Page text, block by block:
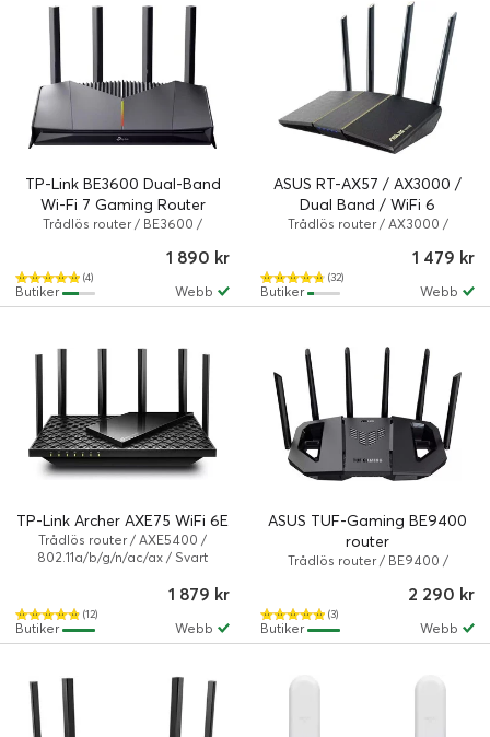
TP-Link BE3600 Dual-Band
Wi-Fi 7 Gaming Router
Trådlös router / BE3600 /
(4)
1 890 kr
Webb
Butiker
ASUS RT-AX57 / AX3000 /
Dual Band / WiFi 6
Trådlös router / AX3000 /
(32)
1 479 kr
Webb
Butiker
TP-Link Archer AXE75 WiFi 6E
Trådlös router / AXE5400 /
802.11a/b/g/n/ac/ax / Svart
(12)
1 879 kr
Webb
Butiker
ASUS TUF-Gaming BE9400
router
Trådlös router / BE9400 /
(3)
2 290 kr
Webb
Butiker